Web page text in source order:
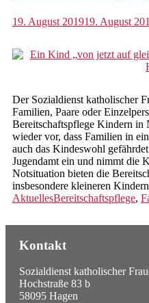
19. August 201919. August
Der Sozialdienst katholischer
Familien, Paare oder
Bereitschaftspflege Kindern
wieder vor, dass Familien in
auch das Kindeswohl
Jugendamt ein und nimmt die
Notsituation bieten die
insbesondere kleineren
AktuellesBereitschaftspflege,
Kontakt
Sozialdienst katholischer
Hochstraße 83 b
58095 Hagen